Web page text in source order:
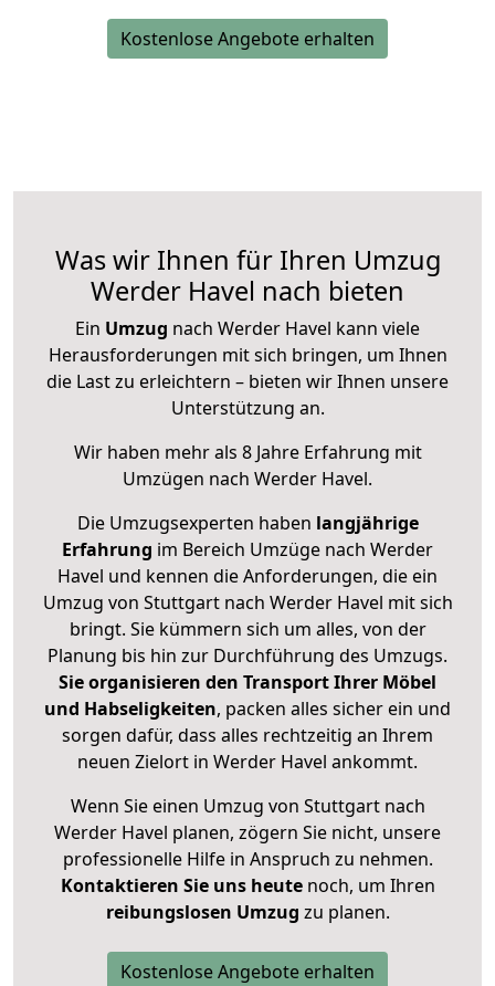
Kostenlose Angebote erhalten
Was wir Ihnen für Ihren Umzug
Werder Havel nach bieten
Ein Umzug nach Werder Havel kann viele
Herausforderungen mit sich bringen, um Ihnen
die Last zu erleichtern – bieten wir Ihnen unsere
Unterstützung an.
Wir haben mehr als 8 Jahre Erfahrung mit
Umzügen nach Werder Havel.
Die Umzugsexperten haben langjährige
Erfahrung im Bereich Umzüge nach Werder
Havel und kennen die Anforderungen, die ein
Umzug von Stuttgart nach Werder Havel mit sich
bringt. Sie kümmern sich um alles, von der
Planung bis hin zur Durchführung des Umzugs.
Sie organisieren den Transport Ihrer Möbel
und Habseligkeiten, packen alles sicher ein und
sorgen dafür, dass alles rechtzeitig an Ihrem
neuen Zielort in Werder Havel ankommt.
Wenn Sie einen Umzug von Stuttgart nach
Werder Havel planen, zögern Sie nicht, unsere
professionelle Hilfe in Anspruch zu nehmen.
Kontaktieren Sie uns heutenoch, um Ihren
reibungslosen Umzug zu planen.
Kostenlose Angebote erhalten